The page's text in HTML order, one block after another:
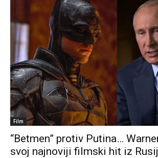
Film
“Betmen” protiv Putina…
svoj najnoviji filmski hit iz